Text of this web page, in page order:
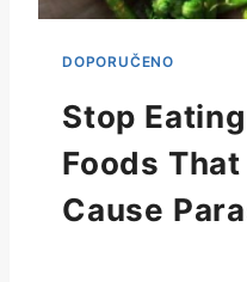
Stop
Foods
Cause